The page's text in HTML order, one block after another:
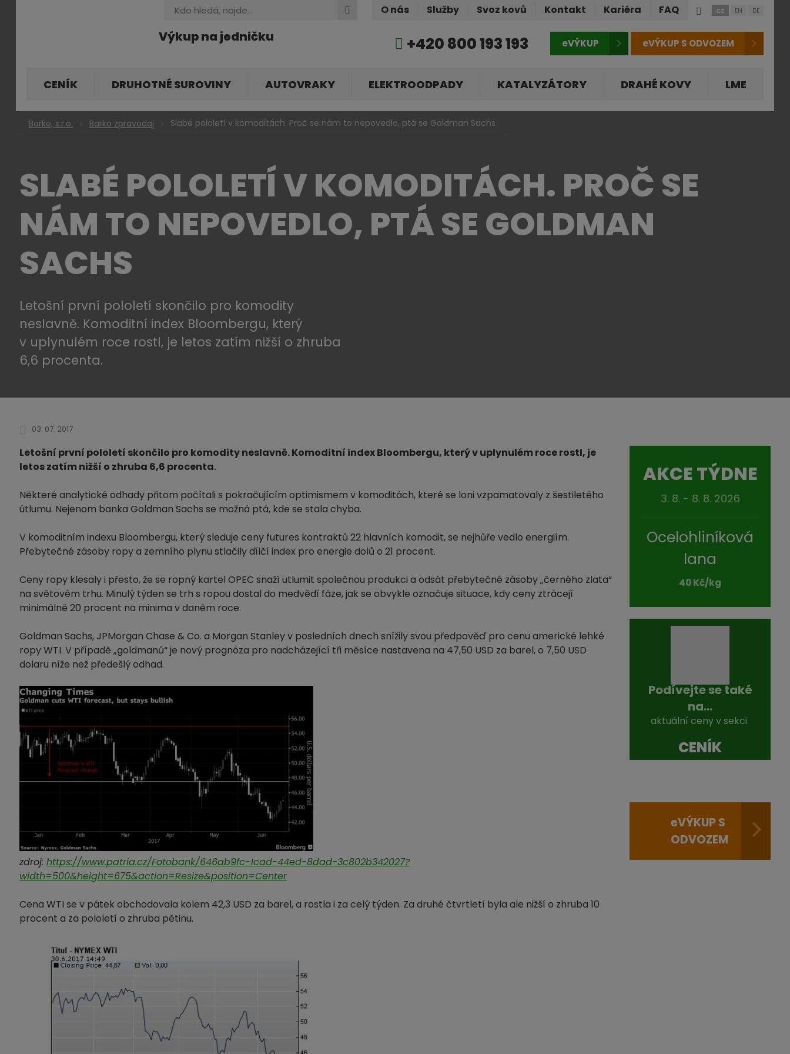
Výkup na jedničku +420 800 193 193
Vyhledávání Hledat O nás Služby Svoz kovů Kontakt Kariéra FAQ
eVÝKUP eVÝKUP S ODVOZEM
Přihlášení
klienstké
CZ EN DE
CENÍK DRUHOTNÉ SUROVINY AUTOVRAKY ELEKTROODPADY KATALYZÁTORY DRAHÉ KOVY LME
Barko, s.r.o. Barko zpravodaj Slabé pololetí v komoditách. Proč se nám to nepovedlo, ptá se Goldman Sachs
SLABÉ POLOLETÍ V KOMODITÁCH. PROČ SE
NÁM TO NEPOVEDLO, PTÁ SE GOLDMAN
SACHS
Letošní první pololetí skončilo pro komodity
neslavně. Komoditní index Bloombergu, který
v uplynulém roce rostl, je letos zatím nižší o zhruba
6,6 procenta.
03. 07. 2017
Letošní první pololetí skončilo pro komodity neslavně. Komoditní index Bloombergu, který v uplynulém roce rostl, je
letos zatím nižší o zhruba 6,6 procenta.
Některé analytické odhady přitom počítali s pokračujícím optimismem v komoditách, které se loni vzpamatovaly z šestiletého
útlumu. Nejenom banka Goldman Sachs se možná ptá, kde se stala chyba.
V komoditním indexu Bloombergu, který sleduje ceny futures kontraktů 22 hlavních komodit, se nejhůře vedlo energiím.
Přebytečné zásoby ropy a zemního plynu stlačily dílčí index pro energie dolů o 21 procent.
Ceny ropy klesaly i přesto, že se ropný kartel OPEC snaží utlumit společnou produkci a odsát přebytečné zásoby „černého zlata“
na světovém trhu. Minulý týden se trh s ropou dostal do medvědí fáze, jak se obvykle označuje situace, kdy ceny ztrácejí
minimálně 20 procent na minima v daném roce.
Goldman Sachs, JPMorgan Chase & Co. a Morgan Stanley v posledních dnech snížily svou předpověď pro cenu americké lehké
ropy WTI. V případě „goldmanů“ je nový prognóza pro nadcházející tři měsíce nastavena na 47,50 USD za barel, o 7,50 USD
dolaru níže než předešlý odhad.
zdroj: https://www.patria.cz/Fotobank/646ab9fc-1cad-44ed-8dad-3c802b342027?
width=500&height=675&action=Resize&position=Center
Cena WTI se v pátek obchodovala kolem 42,3 USD za barel, a rostla i za celý týden. Za druhé čtvrtletí byla ale nižší o zhruba 10
procent a za pololetí o zhruba pětinu.
AKCE TÝDNE
3. 8. - 8. 8. 2026
Ocelohliníková
lana
40 Kč/kg
Podívejte se také
na...
aktuální ceny v sekci
CENÍK
eVÝKUP S
ODVOZEM